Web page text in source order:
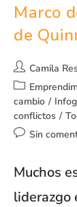
Marco
de
Camila
cambio /
conflictos /
Sin
Muchos
liderazgo